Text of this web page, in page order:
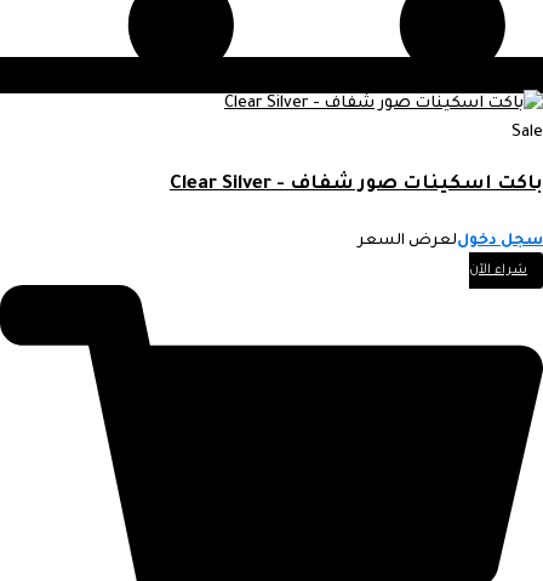
Sale
باكت اسكينات صور شفاف - Clear Silver
سجل دخوللعرض السعر
شراء الآن